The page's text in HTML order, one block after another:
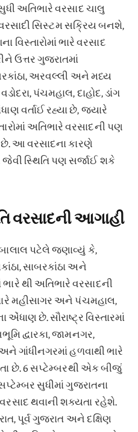
અતિભારે વરસાદ ચાલુ
સિસ્ટમ સક્રિય બનશે,
વિસ્તારોમાં ભારે વરસાદ
ઉત્તર ગુજરાતમાં
અરવલ્લી અને મધ્ય
પંચમહાલ, દાહોદ, ડાંગ
વર્તાઈ રહ્યા છે, જ્યારે
અતિભારે વરસાદની પણ
આ વરસાદના કારણે
સ્થિતિ પણ સર્જાઈ શકે
વરસાદની આગાહી
પટેલે જણાવ્યું કે,
સાબરકાંઠા અને
થી અતિભારે વરસાદની
મહીસાગર અને પંચમહાલ,
એંધાણ છે. સૌરાષ્ટ્ર વિસ્તારમાં
દ્વારકા, જામનગર,
ગાંધીનગરમાં હળવાથી ભારે
છે. 6 સપ્ટેમ્બરથી એક બીજું
સુધીમાં ગુજરાતના
થવાની શક્યતા રહેશે.
પૂર્વ ગુજરાત અને દક્ષિણ